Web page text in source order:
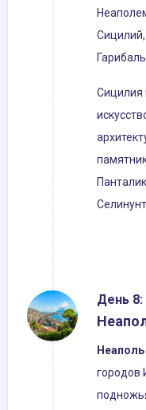
Сицилий,
Сицилия
День 8:
Неаполь
городов